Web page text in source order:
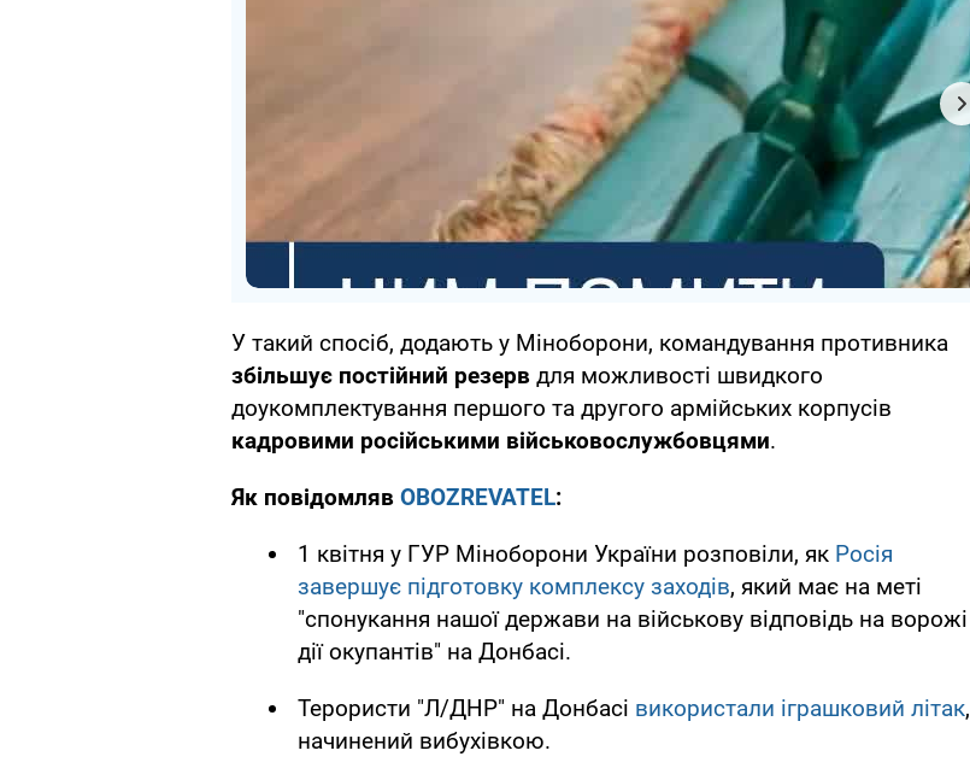
У такий спосіб, додають у Міноборони, командування противника
збільшує постійний резерв для можливості швидкого
доукомплектування першого та другого армійських корпусів
кадровими російськими військовослужбовцями.
Як повідомляв OBOZREVATEL:
1 квітня у ГУР Міноборони України розповіли, як Росія
завершує підготовку комплексу заходів, який має на меті
"спонукання нашої держави на військову відповідь на ворожі
дії окупантів" на Донбасі.
Терористи "Л/ДНР" на Донбасі використали іграшковий літак,
начинений вибухівкою.